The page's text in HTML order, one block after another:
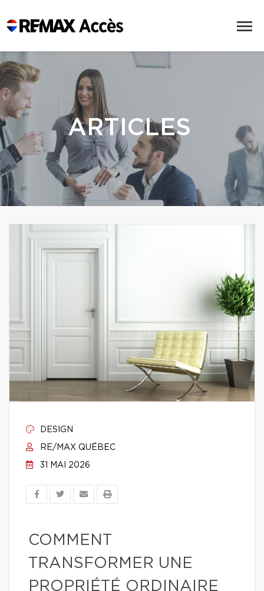
ARTICLES
DESIGN
RE/MAX QUÉBEC
31 MAI 2026
COMMENT
TRANSFORMER UNE
PROPRIÉTÉ ORDINAIRE